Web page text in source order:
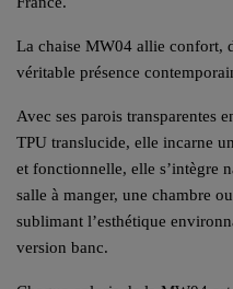
La chaise MW04 allie confort,
véritable présence
Avec ses parois transparentes
TPU translucide, elle incarne
et fonctionnelle, elle s’intègre
salle à manger, une chambre
sublimant l’esthétique
version banc.